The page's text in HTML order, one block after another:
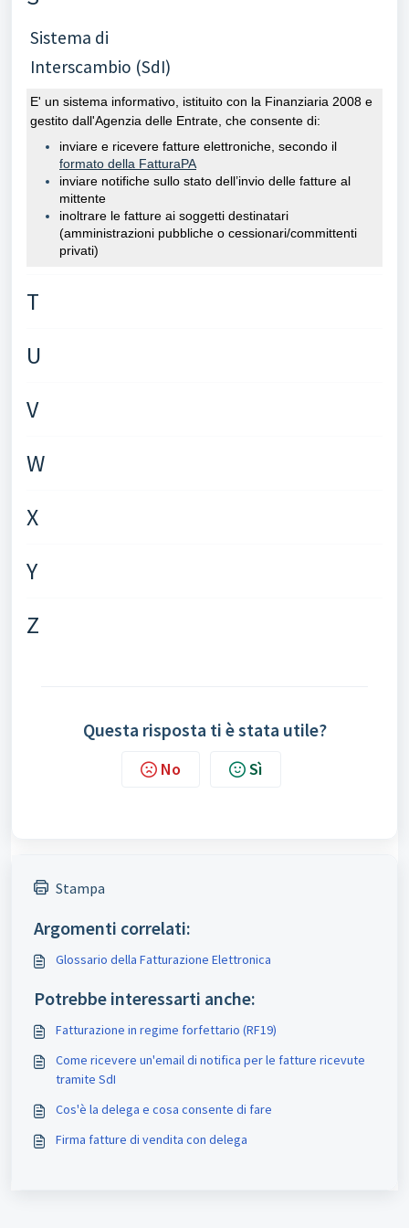
Sistema di
Interscambio (SdI)
E' un sistema informativo, istituito con la Finanziaria 2008 e
gestito dall'Agenzia delle Entrate, che consente di:
inviare e ricevere fatture elettroniche, secondo il
formato della FatturaPA
inviare notifiche sullo stato dell’invio delle fatture al
mittente
inoltrare le fatture ai soggetti destinatari
(amministrazioni pubbliche o cessionari/committenti
privati)
T
U
V
W
X
Y
Z
Questa risposta ti è stata utile?
No Sì
Stampa
Argomenti correlati:
Glossario della Fatturazione Elettronica
Potrebbe interessarti anche:
Fatturazione in regime forfettario (RF19)
Come ricevere un'email di notifica per le fatture ricevute
tramite SdI
Cos'è la delega e cosa consente di fare
Firma fatture di vendita con delega